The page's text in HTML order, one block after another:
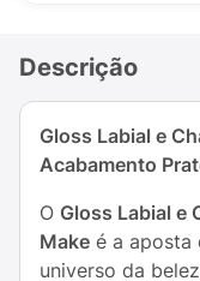
Descrição
Gloss Labial e
Acabamento
O Gloss Labial e
Make é a aposta
universo da